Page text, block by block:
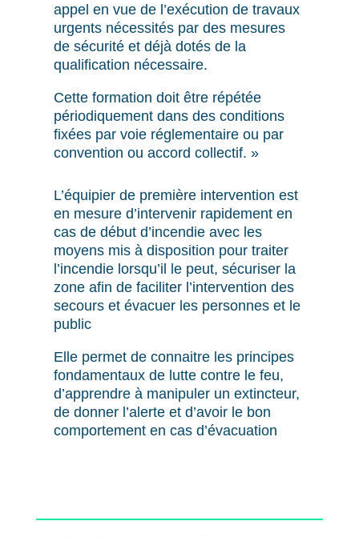
appel en vue de l’exécution de travaux
urgents nécessités par des mesures
de sécurité et déjà dotés de la
qualification nécessaire.
Cette formation doit être répétée
périodiquement dans des conditions
fixées par voie réglementaire ou par
convention ou accord collectif. »
L’équipier de première intervention est
en mesure d’intervenir rapidement en
cas de début d’incendie avec les
moyens mis à disposition pour traiter
l’incendie lorsqu’il le peut, sécuriser la
zone afin de faciliter l’intervention des
secours et évacuer les personnes et le
public
Elle permet de connaitre les principes
fondamentaux de lutte contre le feu,
d’apprendre à manipuler un extincteur,
de donner l’alerte et d’avoir le bon
comportement en cas d’évacuation